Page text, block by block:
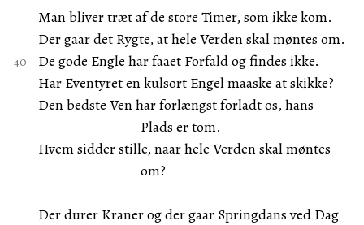
Man bliver træt af de store Timer, som ikke kom.
Der gaar det Rygte, at hele Verden skal møntes om.
De gode Engle har faaet Forfald og findes ikke.
Har Eventyret en kulsort Engel maaske at skikke?
Den bedste Ven har forlængst forladt os, hans
Plads er tom.
Hvem sidder stille, naar hele Verden skal møntes
om?
Der durer Kraner og der gaar Springdans ved Dag